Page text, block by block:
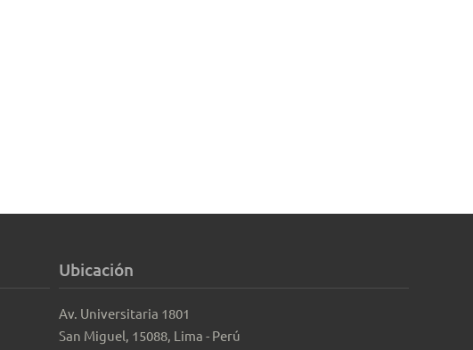
Ubicación
Av. Universitaria 1801
San Miguel, 15088, Lima - Perú